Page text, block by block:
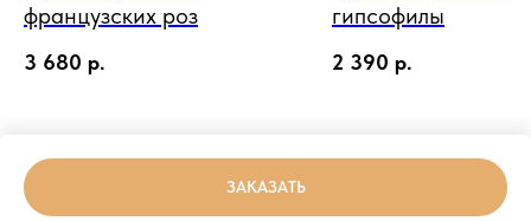
ЗАКАЗАТЬ
французских роз
3 680 р.
гипсофилы
2 390 р.
Tilda